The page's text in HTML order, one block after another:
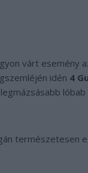
várt esemény
idén 4